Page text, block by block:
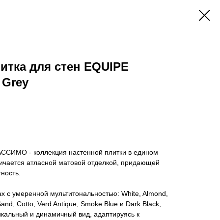
для стен EQUIPE
- коллекция настенной плитки в едином
атласной матовой отделкой, придающей
с умеренной мультитональностью: White, Almond,
Cotto, Verd Antique, Smoke Blue и Dark Black,
и динамичный вид, адаптируясь к